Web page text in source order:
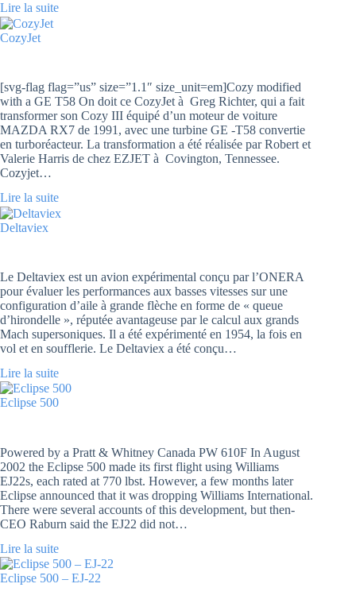
Lire la suite
CozyJet
[svg-flag flag=”us” size=”1.1″ size_unit=em]Cozy modified
with a GE T58 On doit ce CozyJet à Greg Richter, qui a fait
transformer son Cozy III équipé d’un moteur de voiture
MAZDA RX7 de 1991, avec une turbine GE -T58 convertie
en turboréacteur. La transformation a été réalisée par Robert et
Valerie Harris de chez EZJET à Covington, Tennessee.
Cozyjet…
Lire la suite
Deltaviex
Le Deltaviex est un avion expérimental conçu par l’ONERA
pour évaluer les performances aux basses vitesses sur une
configuration d’aile à grande flèche en forme de « queue
d’hirondelle », réputée avantageuse par le calcul aux grands
Mach supersoniques. Il a été expérimenté en 1954, la fois en
vol et en soufflerie. Le Deltaviex a été conçu…
Lire la suite
Eclipse 500
Powered by a Pratt & Whitney Canada PW 610F In August
2002 the Eclipse 500 made its first flight using Williams
EJ22s, each rated at 770 lbst. However, a few months later
Eclipse announced that it was dropping Williams International.
There were several accounts of this development, but then-
CEO Raburn said the EJ22 did not…
Lire la suite
Eclipse 500 – EJ-22